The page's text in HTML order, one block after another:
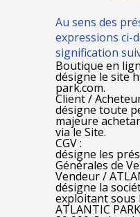
Au sens des
expressions ci-
signification
Boutique en
désigne le site
park.com.
Client /
désigne toute
majeure
via le Site.
CGV :
désigne les
Générales de
Vendeur /
désigne la
exploitant sous
ATLANTIC